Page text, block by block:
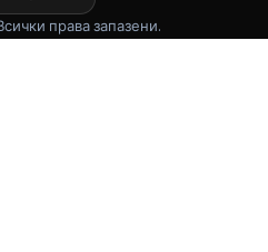
права запазени.